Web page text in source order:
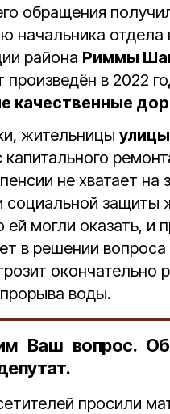
обращения
начальника отдела
района Риммы
произведён в 2022
качественные
жительницы
капитального
не хватает на
социальной
ей могли оказать, и
в решении
прорыва воды.
Ваш вопрос.
просили